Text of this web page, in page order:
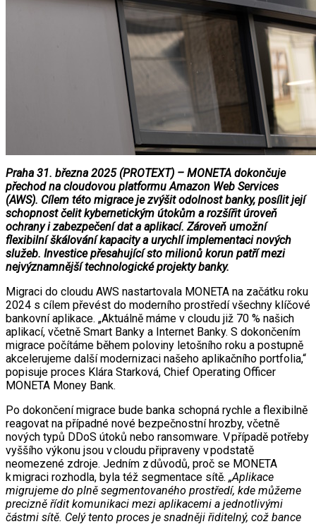
Praha 31. března 2025 (PROTEXT) – MONETA dokončuje
přechod na cloudovou platformu Amazon Web Services
(AWS). Cílem této migrace je zvýšit odolnost banky, posílit její
schopnost čelit kybernetickým útokům a rozšířit úroveň
ochrany i zabezpečení dat a aplikací. Zároveň umožní
flexibilní škálování kapacity a urychlí implementaci nových
služeb. Investice přesahující sto milionů korun patří mezi
nejvýznamnější technologické projekty banky.
Migraci do cloudu AWS nastartovala MONETA na začátku roku
2024 s cílem převést do moderního prostředí všechny klíčové
bankovní aplikace. „Aktuálně máme v cloudu již 70 % našich
aplikací, včetně Smart Banky a Internet Banky. S dokončením
migrace počítáme během poloviny letošního roku a postupně
akcelerujeme další modernizaci našeho aplikačního portfolia,“
popisuje proces Klára Starková, Chief Operating Officer
MONETA Money Bank.
Po dokončení migrace bude banka schopná rychle a flexibilně
reagovat na případné nové bezpečnostní hrozby, včetně
nových typů DDoS útoků nebo ransomware. V případě potřeby
vyššího výkonu jsou v cloudu připraveny v podstatě
neomezené zdroje. Jedním z důvodů, proč se MONETA
k migraci rozhodla, byla též segmentace sítě. „Aplikace
migrujeme do plně segmentovaného prostředí, kde můžeme
precizně řídit komunikaci mezi aplikacemi a jednotlivými
částmi sítě. Celý tento proces je snadněji řiditelný, což bance